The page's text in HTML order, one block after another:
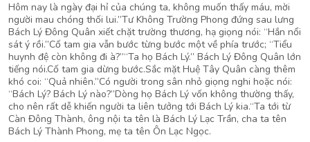
Hôm nay là ngày đại hỉ của chúng ta, không muốn thấy máu, mời
người mau chóng thối lui.”Tư Không Trường Phong đứng sau lưng
Bách Lý Đông Quân xiết chặt trường thương, hạ giọng nói: “Hắn nổi
sát ý rồi.”Cố tam gia vẫn bước từng bước một về phía trước; “Tiểu
huynh đệ còn không đi à?”“Ta họ Bách Lý.” Bách Lý Đông Quân lớn
tiếng nói.Cố tam gia dừng bước.Sắc mặt Huệ Tây Quân càng thêm
khó coi: “Quả nhiên.”Có người trong sân nhỏ giọng nghi hoặc nói:
“Bách Lý? Bách Lý nào?”Dòng họ Bách Lý vốn không thường thấy,
cho nên rất dễ khiến người ta liên tưởng tới Bách Lý kia.“Ta tới từ
Càn Đông Thành, ông nội ta tên là Bách Lý Lạc Trần, cha ta tên
Bách Lý Thành Phong, mẹ ta tên Ôn Lạc Ngọc.